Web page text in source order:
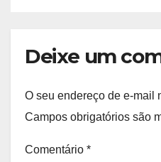
Deixe um
O seu endereço de e-mail
Campos obrigatórios são
Comentário *